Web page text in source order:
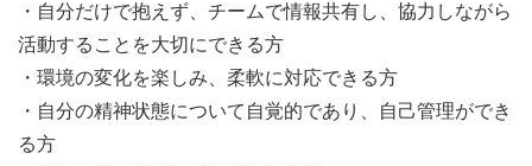
・自分だけで抱えず、チームで情報共有し、協力しながら
活動することを大切にできる方
・環境の変化を楽しみ、柔軟に対応できる方
・自分の精神状態について自覚的であり、自己管理ができ
る方